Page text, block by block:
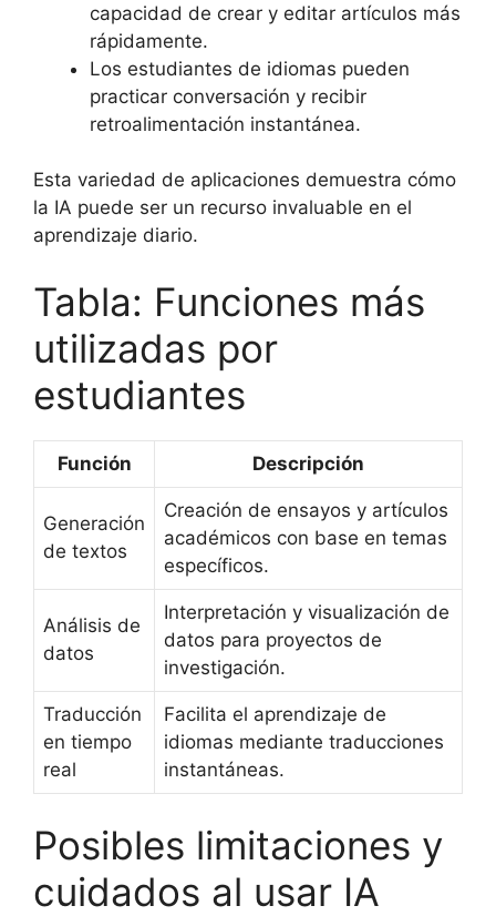
capacidad de crear y editar artículos más
rápidamente.
Los estudiantes de idiomas pueden
practicar conversación y recibir
retroalimentación instantánea.
Esta variedad de aplicaciones demuestra cómo
la IA puede ser un recurso invaluable en el
aprendizaje diario.
Tabla: Funciones más
utilizadas por
estudiantes
Función Descripción
Generación
de textos
Creación de ensayos y artículos
académicos con base en temas
específicos.
Análisis de
datos
Interpretación y visualización de
datos para proyectos de
investigación.
Traducción
en tiempo
real
Facilita el aprendizaje de
idiomas mediante traducciones
instantáneas.
Posibles limitaciones y
cuidados al usar IA